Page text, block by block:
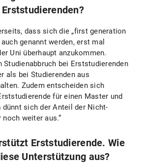
dass sich die „first generation
genannt werden, erst mal
Uni überhaupt anzukommen.
bei Erststudierenden
als bei Studierenden aus
Zudem entscheiden sich
für einen Master und
sich der Anteil der Nicht-
weiter aus.“
Erststudierende. Wie
Unterstützung aus?